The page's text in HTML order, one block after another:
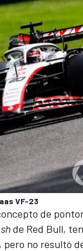
VF-23
de
de Red Bull,
no resultó